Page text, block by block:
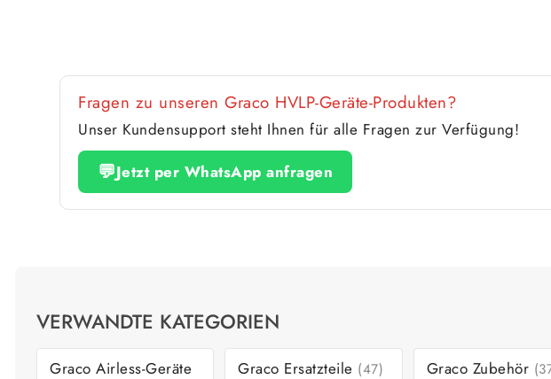
Fragen zu unseren Graco HVLP-Geräte-Produkten?
Unser Kundensupport steht Ihnen für alle Fragen zur Verfügung!
💬Jetzt per WhatsApp anfragen
VERWANDTE KATEGORIEN
Graco Airless-Geräte Graco Ersatzteile (47) Graco Zubehör